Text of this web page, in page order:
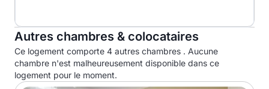
Autres chambres & colocataires
Ce logement comporte 4 autres chambres . Aucune
chambre n'est malheureusement disponible dans ce
logement pour le moment.